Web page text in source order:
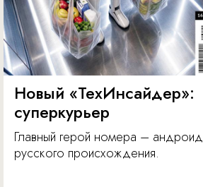
Новый «ТехИнсайдер»:
суперкурьер
Главный герой номера – андроид
русского происхождения.